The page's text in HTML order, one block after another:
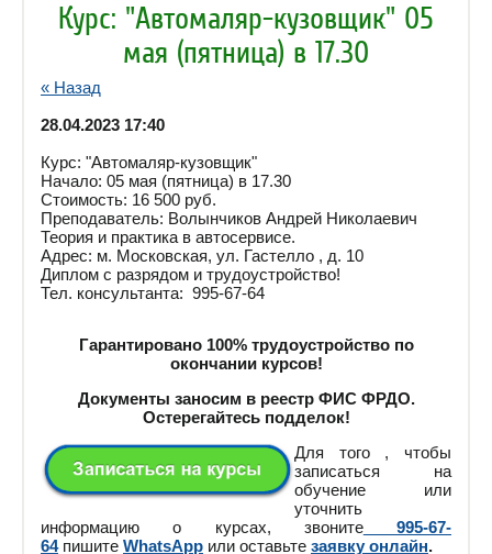
Курс: "Автомаляр-кузовщик" 05
мая (пятница) в 17.30
« Назад
28.04.2023 17:40
Курс: "Автомаляр-кузовщик"
Начало: 05 мая (пятница) в 17.30
Стоимость: 16 500 руб.
Преподаватель: Волынчиков Андрей Николаевич
Теория и практика в автосервисе.
Адрес: м. Московская, ул. Гастелло , д. 10
Диплом с разрядом и трудоустройство!
Тел. консультанта: 995-67-64
Гарантировано 100% трудоустройство по
окончании курсов!
Документы заносим в реестр ФИС ФРДО.
Остерегайтесь подделок!
Для того , чтобы
записаться на
обучение или
уточнить
информацию о курсах, звоните
995-67-
64пишите WhatsApp или оставьте заявку онлайн.